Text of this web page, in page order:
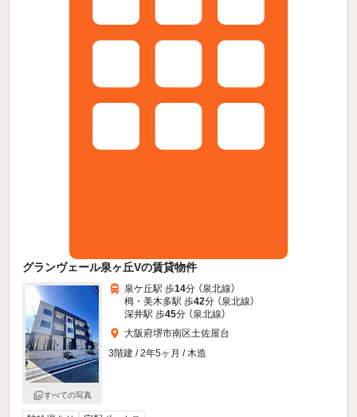
グランヴェール泉ヶ丘Vの賃貸物件
すべての写真
泉ケ丘駅 歩14分 （泉北線）
栂・美木多駅 歩42分 （泉北線）
深井駅 歩45分 （泉北線）
大阪府堺市南区土佐屋台
3階建 / 2年5ヶ月 / 木造